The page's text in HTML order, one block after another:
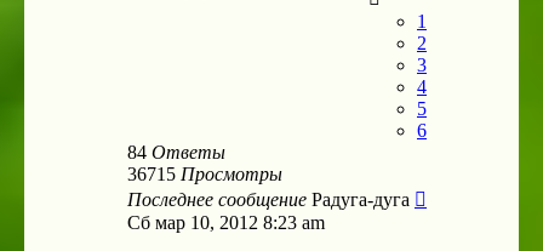
1
2
3
4
5
6
84 Ответы
36715 Просмотры
Последнее сообщение Радуга-дуга
Сб мар 10, 2012 8:23 am